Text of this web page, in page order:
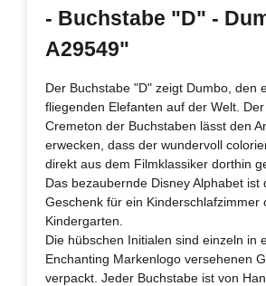
- Buchstabe "D" -
A29549"
Der Buchstabe "D" zeigt Dumbo, den
fliegenden Elefanten auf der Welt.
Cremeton der Buchstaben lässt den
erwecken, dass der wundervoll
direkt aus dem Filmklassiker dorthin
Das bezaubernde Disney Alphabet ist
Geschenk für ein Kinderschlafzimmer
Kindergarten.
Die hübschen Initialen sind einzeln in
Enchanting Markenlogo versehenen
verpackt. Jeder Buchstabe ist von